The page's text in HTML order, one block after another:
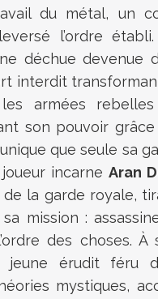
du métal, un
l’ordre établi.
déchue devenue
interdit
armées
son pouvoir
que seule sa
incarneAran
de la garde royale,
mission :
des choses. À
jeune érudit féru
mystiques,